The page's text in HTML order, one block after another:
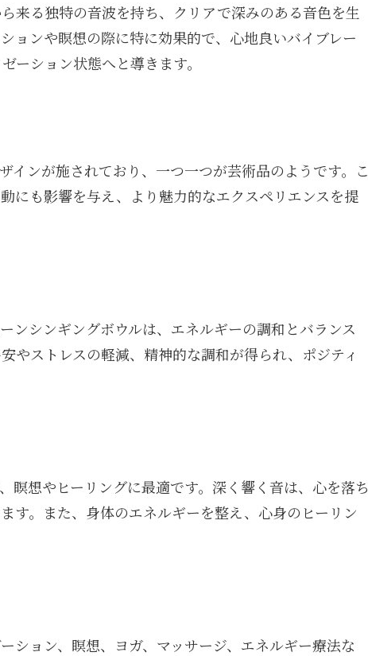
来る独特の音波を持ち、クリアで深みのある音色を生
ョンや瞑想の際に特に効果的で、心地良いバイブレー
ーション状態へと導きます。
インが施されており、一つ一つが芸術品のようです。こ
にも影響を与え、より魅力的なエクスペリエンスを提
ンシンギングボウルは、エネルギーの調和とバランス
やストレスの軽減、精神的な調和が得られ、ポジティ
瞑想やヒーリングに最適です。深く響く音は、心を落ち
す。また、身体のエネルギーを整え、心身のヒーリン
ション、瞑想、ヨガ、マッサージ、エネルギー療法な